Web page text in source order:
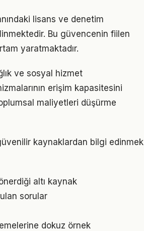
lisans ve denetim
Bu güvencenin fiilen
yaratmaktadır.
ve sosyal hizmet
erişim kapasitesini
maliyetleri düşürme
kaynaklardan bilgi edinmek
altı kaynak
sorular
dokuz örnek